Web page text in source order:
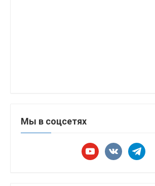
Мы в соцсетях
youtubevkontaktetelegram